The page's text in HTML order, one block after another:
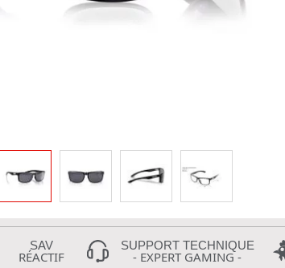
SAV
RÉACTIF
SUPPORT TECHNIQUE
- EXPERT GAMING -